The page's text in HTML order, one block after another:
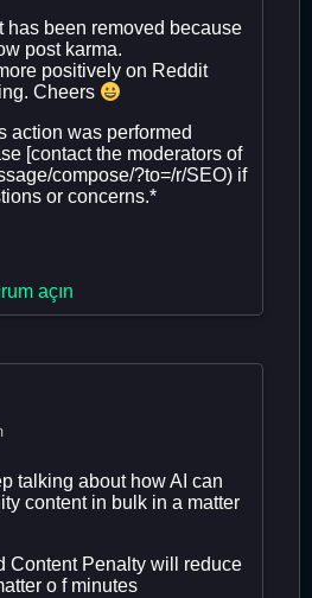
has been removed because
post karma.
positively on Reddit
Cheers
action was performed
[contact the moderators of
compose/?to=/r/SEO) if
or concerns.*
açın
talking about how AI can
content in bulk in a matter
Content Penalty will reduce
o f minutes